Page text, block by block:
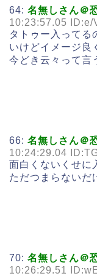
64: 名無しさん＠
10:23:57.05 ID:e/
タトゥー入ってる
いけどイメージ良
今どき云々って言
66: 名無しさん＠
10:24:29.04
面白くないくせに
ただつまらないだ
70: 名無しさん＠
10:26:29.51